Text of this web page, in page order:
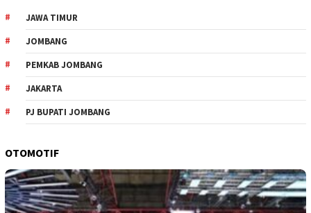
JAWA TIMUR
JOMBANG
PEMKAB JOMBANG
JAKARTA
PJ BUPATI JOMBANG
OTOMOTIF